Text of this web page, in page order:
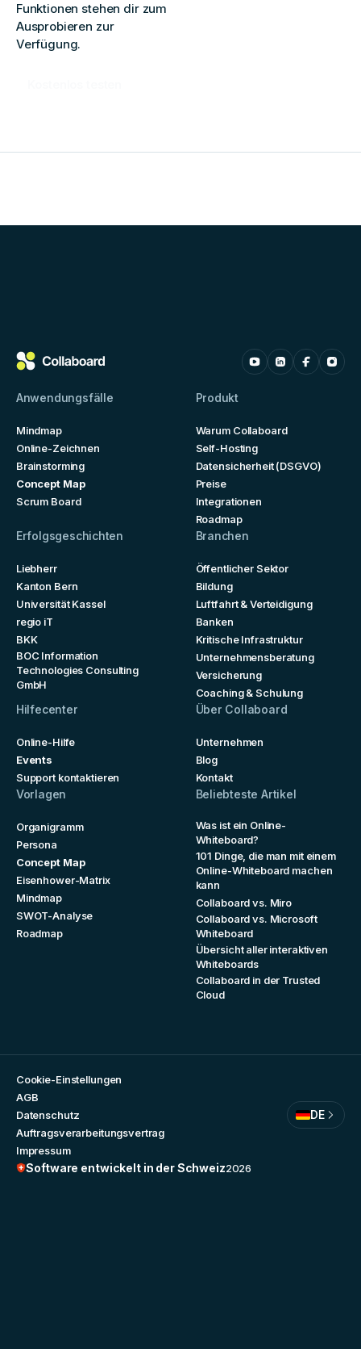
Funktionen stehen dir zum
Ausprobieren zur
Verfügung.
Anwendungsfälle
Mindmap
Online-Zeichnen
Brainstorming
Concept Map
Scrum Board
Produkt
Warum Collaboard
Self-Hosting
Datensicherheit (DSGVO)
Preise
Integrationen
Roadmap
Erfolgsgeschichten
Liebherr
Kanton Bern
Universität Kassel
regio iT
BKK
BOC Information
Technologies Consulting
GmbH
Branchen
Öffentlicher Sektor
Bildung
Luftfahrt & Verteidigung
Banken
Kritische Infrastruktur
Unternehmensberatung
Versicherung
Coaching & Schulung
Hilfecenter
Online-Hilfe
Events
Support kontaktieren
Über Collaboard
Unternehmen
Blog
Kontakt
Vorlagen
Organigramm
Persona
Concept Map
Eisenhower-Matrix
Mindmap
SWOT-Analyse
Roadmap
Beliebteste Artikel
Was ist ein Online-
Whiteboard?
101 Dinge, die man mit einem
Online-Whiteboard machen
kann
Collaboard vs. Miro
Collaboard vs. Microsoft
Whiteboard
Übersicht aller interaktiven
Whiteboards
Collaboard in der Trusted
Cloud
Software entwickelt in der Schweiz2026
Cookie-Einstellungen
AGB
Datenschutz
Auftragsverarbeitungsvertrag
Impressum
DE